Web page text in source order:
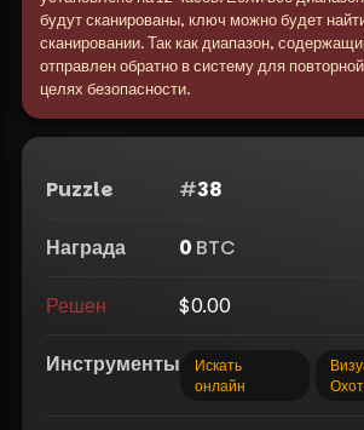
будут сканированы, ключ можно будет
сканировании. Так как диапазон,
отправлен обратно в систему для
целях безопасности.
Puzzle #38
Награда 0 BTC
Решен $0.00
Инструменты
Искать
онлайн